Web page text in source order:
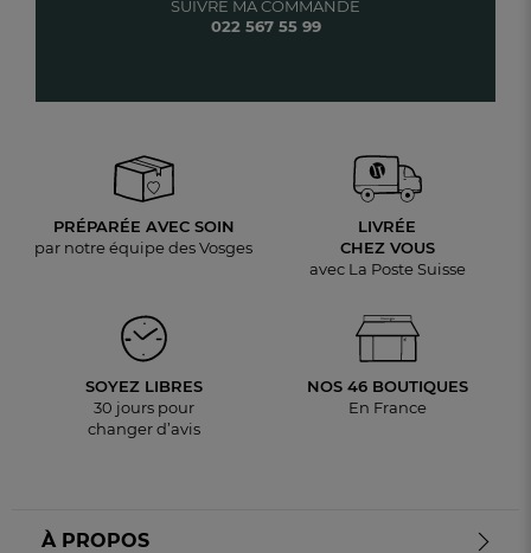
SUIVRE MA COMMANDE
022 567 55 99
PRÉPARÉE AVEC SOIN
par notre équipe des Vosges
LIVRÉE
CHEZ VOUS
avec La Poste Suisse
SOYEZ LIBRES
30 jours pour
changer d’avis
NOS 46 BOUTIQUES
En France
À PROPOS